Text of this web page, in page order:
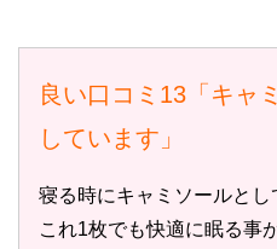
良い口コミ13「キャ
しています」
寝る時にキャミソールと
これ1枚でも快適に眠る事